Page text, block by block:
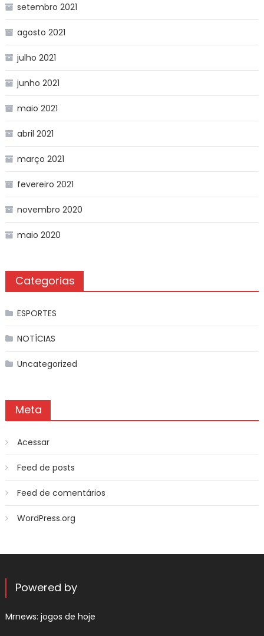
setembro 2021
agosto 2021
julho 2021
junho 2021
maio 2021
abril 2021
março 2021
fevereiro 2021
novembro 2020
maio 2020
Categorias
ESPORTES
NOTÍCIAS
Uncategorized
Meta
Acessar
Feed de posts
Feed de comentários
WordPress.org
Powered by
Mrnews: jogos de hoje